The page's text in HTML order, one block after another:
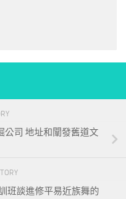
公司 地址和闡發舊道文
班談進修平易近族舞的